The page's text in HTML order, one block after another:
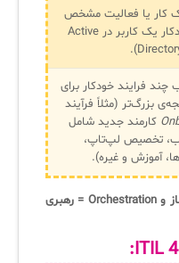
کار یا فعالیت مشخص
(مثلاً ایجاد خودکار یک کاربر در Active
فرایند خودکار برای
بزرگ‌تر (مثلاً فرآیند
کارمند جدید شامل
تخصیص لپ‌تاپ،
آموزش و غیره).
به‌عبارتی: Automation = اجرای یک ساز و Orchestration = رهبری